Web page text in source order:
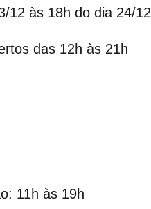
12 às 18h do dia 24/12
das 12h às 21h
11h às 19h